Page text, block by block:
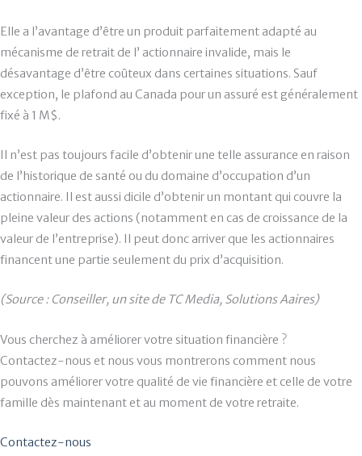
Elle a l’avantage d’être un produit parfaitement adapté au
mécanisme de retrait de l’ actionnaire invalide, mais le
désavantage d’être coûteux dans certaines situations. Sauf
exception, le plafond au Canada pour un assuré est généralement
fixé à 1 M$.
Il n’est pas toujours facile d’obtenir une telle assurance en raison
de l’historique de santé ou du domaine d’occupation d’un
actionnaire. Il est aussi dicile d’obtenir un montant qui couvre la
pleine valeur des actions (notamment en cas de croissance de la
valeur de l’entreprise). Il peut donc arriver que les actionnaires
financent une partie seulement du prix d’acquisition.
(Source : Conseiller, un site de TC Media, Solutions Aaires)
Vous cherchez à améliorer votre situation financière ?
Contactez-nous et nous vous montrerons comment nous
pouvons améliorer votre qualité de vie financière et celle de votre
famille dès maintenant et au moment de votre retraite.
Contactez-nous